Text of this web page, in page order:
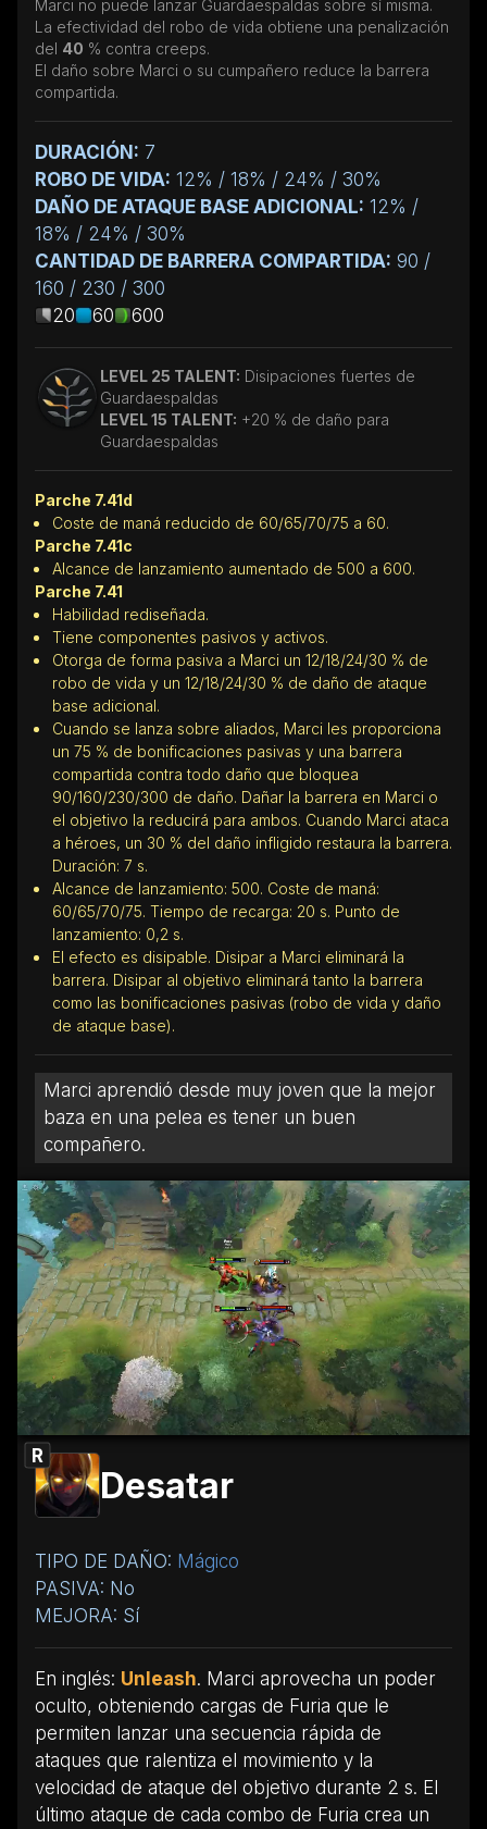
Marci no puede lanzar Guardaespaldas sobre sí misma.
La efectividad del robo de vida obtiene una penalización
del 40 % contra creeps.
El daño sobre Marci o su cumpañero reduce la barrera
compartida.
DURACIÓN: 7
ROBO DE VIDA: 12% / 18% / 24% / 30%
DAÑO DE ATAQUE BASE ADICIONAL: 12% /
18% / 24% / 30%
CANTIDAD DE BARRERA COMPARTIDA: 90 /
160 / 230 / 300
20
60 600
LEVEL 25 TALENT: Disipaciones fuertes de
Guardaespaldas
LEVEL 15 TALENT: +20 % de daño para
Guardaespaldas
Parche 7.41d
Coste de maná reducido de 60/65/70/75 a 60.
Parche 7.41c
Alcance de lanzamiento aumentado de 500 a 600.
Parche 7.41
Habilidad rediseñada.
Tiene componentes pasivos y activos.
Otorga de forma pasiva a Marci un 12/18/24/30 % de
robo de vida y un 12/18/24/30 % de daño de ataque
base adicional.
Cuando se lanza sobre aliados, Marci les proporciona
un 75 % de bonificaciones pasivas y una barrera
compartida contra todo daño que bloquea
90/160/230/300 de daño. Dañar la barrera en Marci o
el objetivo la reducirá para ambos. Cuando Marci ataca
a héroes, un 30 % del daño infligido restaura la barrera.
Duración: 7 s.
Alcance de lanzamiento: 500. Coste de maná:
60/65/70/75. Tiempo de recarga: 20 s. Punto de
lanzamiento: 0,2 s.
El efecto es disipable. Disipar a Marci eliminará la
barrera. Disipar al objetivo eliminará tanto la barrera
como las bonificaciones pasivas (robo de vida y daño
de ataque base).
Marci aprendió desde muy joven que la mejor
baza en una pelea es tener un buen
compañero.
R
Desatar
TIPO DE DAÑO: Mágico
PASIVA: No
MEJORA: Sí
En inglés: Unleash. Marci aprovecha un poder
oculto, obteniendo cargas de Furia que le
permiten lanzar una secuencia rápida de
ataques que ralentiza el movimiento y la
velocidad de ataque del objetivo durante 2 s. El
último ataque de cada combo de Furia crea un